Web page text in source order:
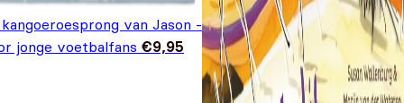
van Jason -
jonge voetbalfans €9,95